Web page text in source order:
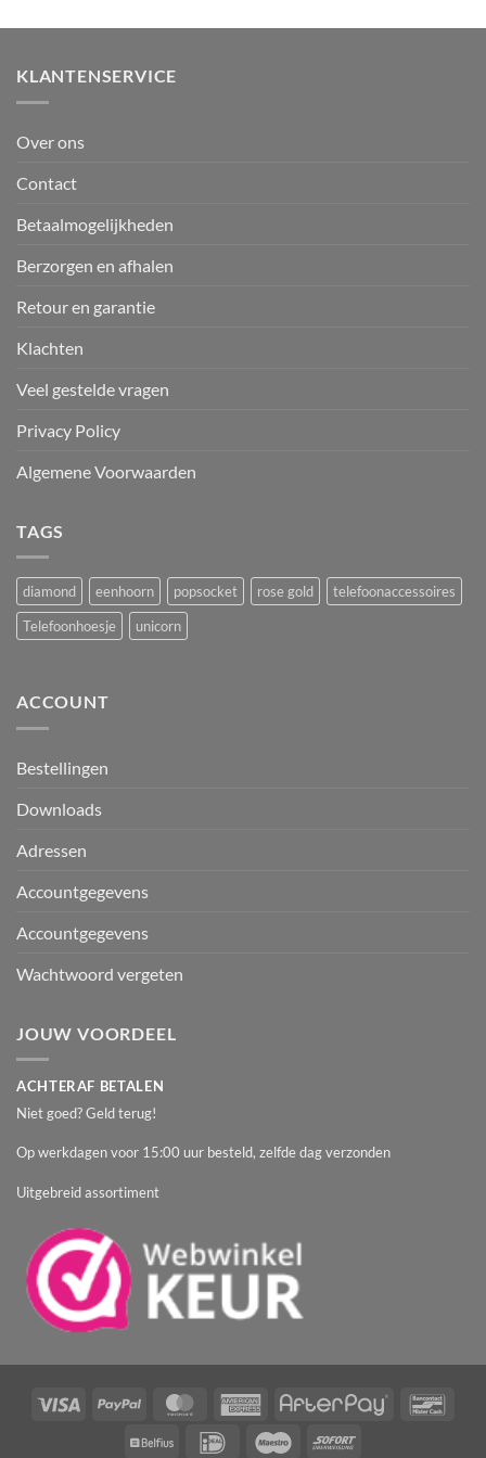
KLANTENSERVICE
Over ons
Contact
Betaalmogelijkheden
Berzorgen en afhalen
Retour en garantie
Klachten
Veel gestelde vragen
Privacy Policy
Algemene Voorwaarden
TAGS
diamond eenhoorn popsocket rose gold
telefoonaccessoires
Telefoonhoesje
unicorn
ACCOUNT
Bestellingen
Downloads
Adressen
Accountgegevens
Accountgegevens
Wachtwoord vergeten
JOUW VOORDEEL
ACHTERAF BETALEN
Niet goed? Geld terug!
Op werkdagen voor 15:00 uur besteld, zelfde dag verzonden
Uitgebreid assortiment
Visa PayPal MasterCardAmerican
AfterPay
Belfius IDeal Maestro Sofort